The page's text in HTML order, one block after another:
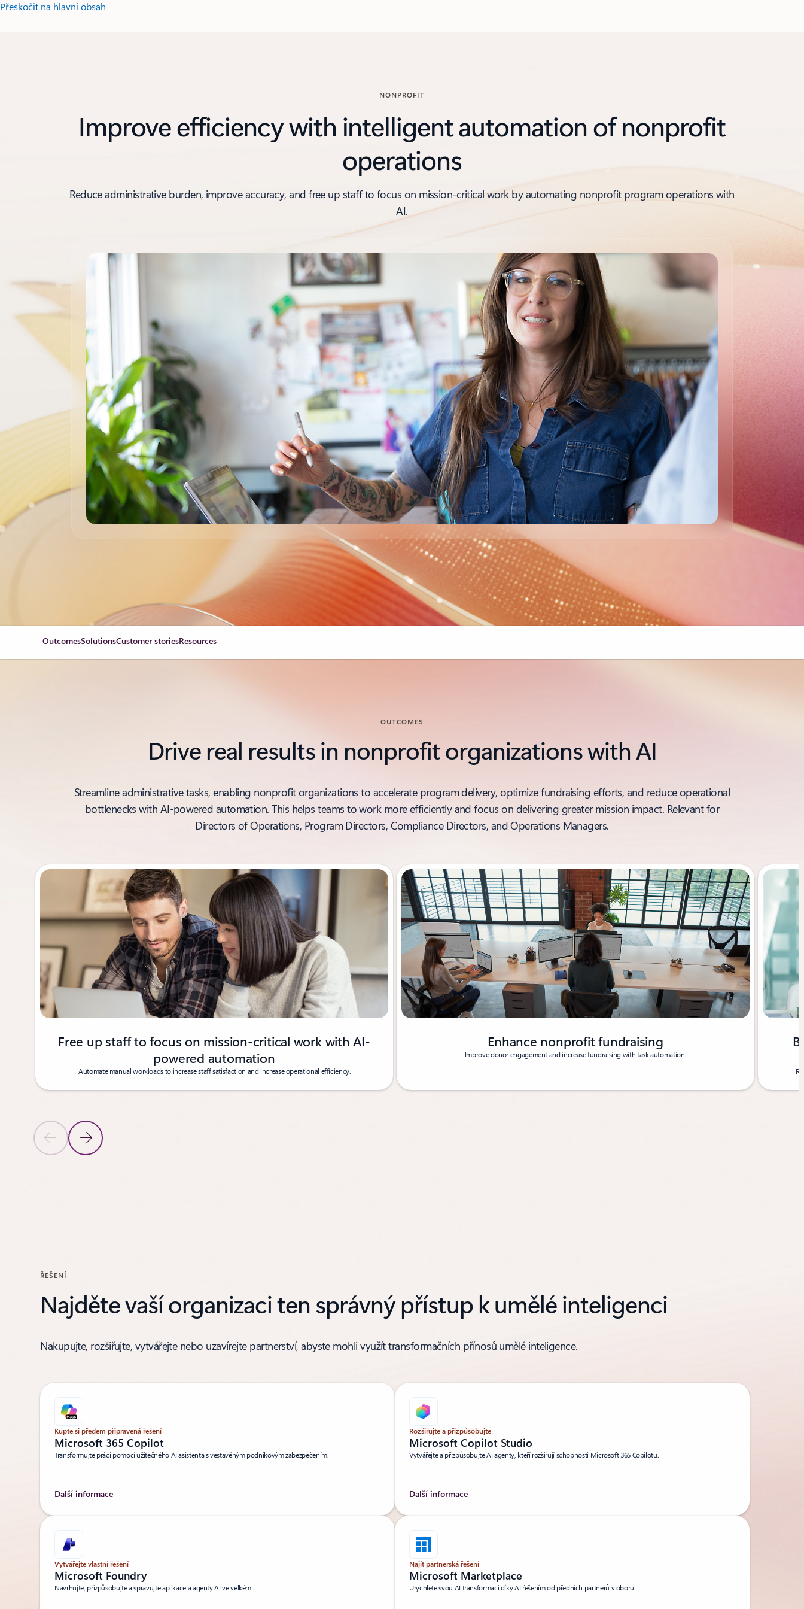
Přeskočit na hlavní obsah
NONPROFIT
Improve efficiency with intelligent automation of nonprofit
operations
Reduce administrative burden, improve accuracy, and free up staff to focus on mission-critical work by automating nonprofit program operations with
AI.
OutcomesSolutionsCustomer storiesResources
OUTCOMES
Drive real results in nonprofit organizations with AI
Streamline administrative tasks, enabling nonprofit organizations to accelerate program delivery, optimize fundraising efforts, and reduce operational
bottlenecks with AI-powered automation. This helps teams to work more efficiently and focus on delivering greater mission impact. Relevant for
Directors of Operations, Program Directors, Compliance Directors, and Operations Managers.
Showing 1-2 of 5 slides
Previous SlideNext Slide
Free up staff to focus on mission-critical work with AI-
powered automation
Automate manual workloads to increase staff satisfaction and increase operational efficiency.
Enhance nonprofit fundraising
Improve donor engagement and increase fundraising with task automation.
ŘEŠENÍ
Najděte vaší organizaci ten správný přístup k umělé inteligenci
Nakupujte, rozšiřujte, vytvářejte nebo uzavírejte partnerství, abyste mohli využít transformačních přínosů umělé inteligence.
Kupte si předem připravená řešení
Microsoft 365 Copilot
Transformujte práci pomocí užitečného AI asistenta s vestavěným podnikovým zabezpečením.
Další informace
Rozšiřujte a přizpůsobujte
Microsoft Copilot Studio
Vytvářejte a přizpůsobujte AI agenty, kteří rozšiřují schopnosti Microsoft 365 Copilotu.
Další informace
Vytvářejte vlastní řešení
Microsoft Foundry
Navrhujte, přizpůsobujte a spravujte aplikace a agenty AI ve velkém.
Najít partnerská řešení
Microsoft Marketplace
Urychlete svou AI transformaci díky AI řešením od předních partnerů v oboru.